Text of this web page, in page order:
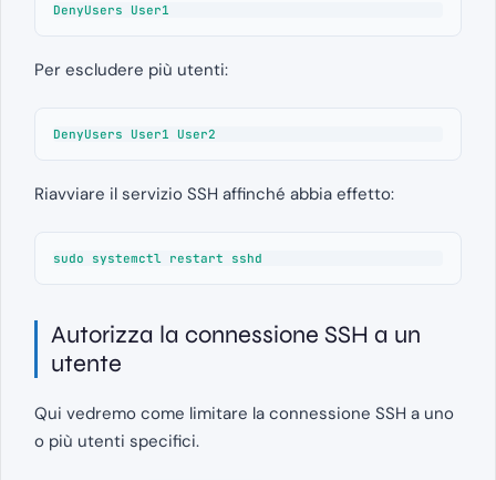
DenyUsers User1
Per escludere più utenti:
DenyUsers User1 User2
Riavviare il servizio SSH affinché abbia effetto:
sudo systemctl restart sshd
Autorizza la connessione SSH a un
utente
Qui vedremo come limitare la connessione SSH a uno
o più utenti specifici.